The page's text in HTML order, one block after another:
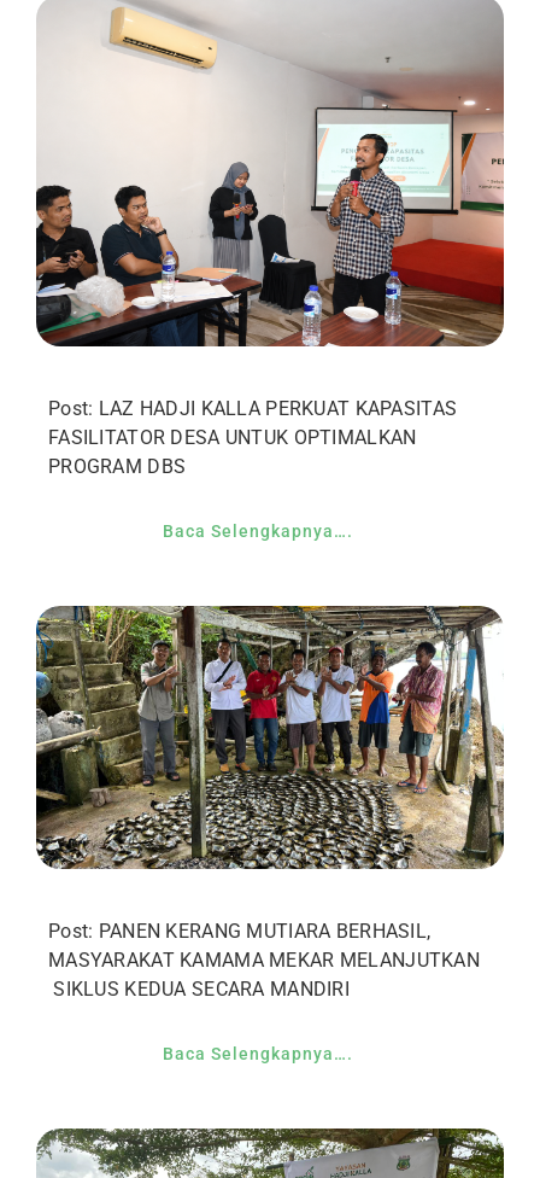
Post: LAZ HADJI KALLA PERKUAT KAPASITAS
FASILITATOR DESA UNTUK OPTIMALKAN
PROGRAM DBS
Baca Selengkapnya….
Post: PANEN KERANG MUTIARA BERHASIL,
MASYARAKAT KAMAMA MEKAR MELANJUTKAN
SIKLUS KEDUA SECARA MANDIRI
Baca Selengkapnya….